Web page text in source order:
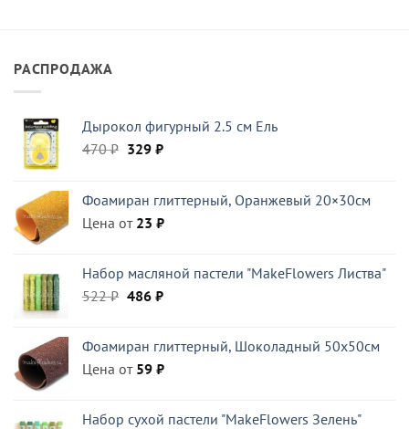
РАСПРОДАЖА
Дырокол фигурный 2.5 см Ель
470₽ Первоначальная
470 ₽.
329 ₽Текущая
Фоамиран глиттерный, Оранжевый 20×30см
Цена от 23 ₽
Набор масляной пастели "MakeFlowers Листва"
522₽ Первоначальная
522 ₽.
486 ₽Текущая
Фоамиран глиттерный, Шоколадный 50x50см
Цена от 59 ₽
Набор сухой пастели "MakeFlowers Зелень"